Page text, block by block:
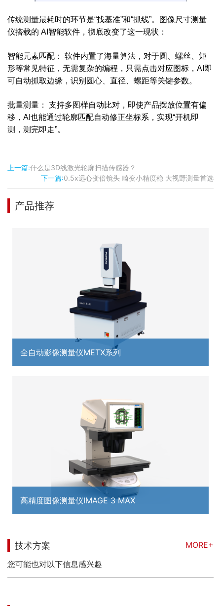
传统测量最耗时的环节是“找基准”和“抓线”。图像尺寸测量
仪搭载的 AI智能软件，彻底改变了这一现状：
智能元素匹配： 软件内置了海量算法，对于圆、螺丝、矩
形等常见特征，无需复杂的编程，只需点击对应图标，AI即
可自动抓取边缘，识别圆心、直径、螺距等关键参数。
批量测量： 支持多图样自动比对，即使产品摆放位置有偏
移，AI也能通过轮廓匹配自动修正坐标系，实现“开机即
测，测完即走”。
上一篇:什么是3D线激光轮廓扫描传感器？
下一篇:0.5x远心变倍镜头 畸变小精度稳 大视野测量首选
产品推荐
全自动影像测量仪METX系列
高精度图像测量仪IMAGE 3 MAX
技术方案
MORE+
您可能也对以下信息感兴趣